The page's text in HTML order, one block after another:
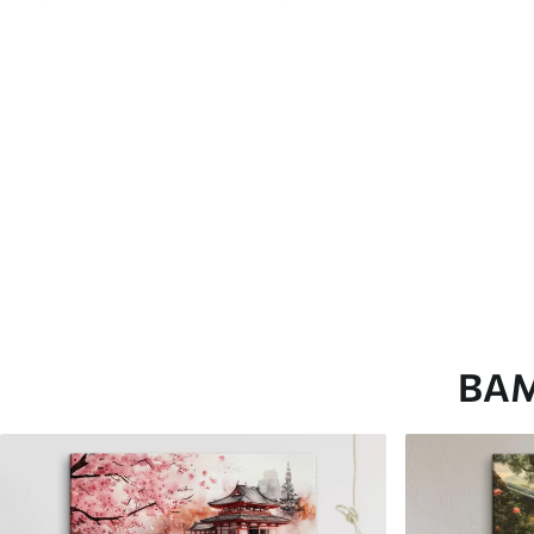
✓Яскраві, насичені кольори
✓Стійкість до вицвітання
✓Безпечне чорнило без запаху
✓ Яскраві, насичені
✓ Стійкість до
✓ Безпечне чорнило